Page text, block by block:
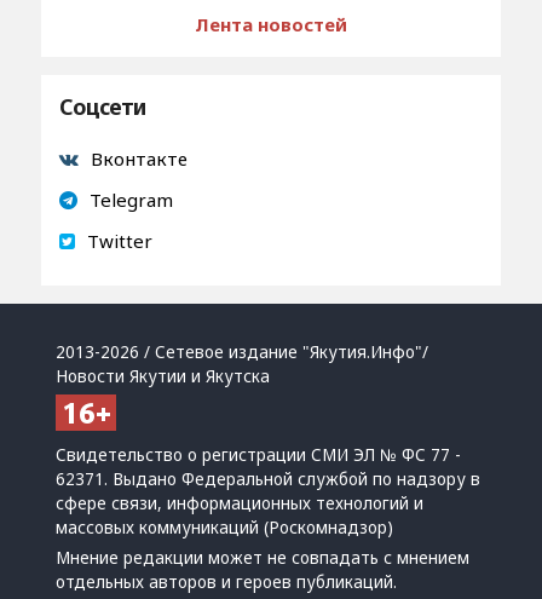
Лента новостей
Соцсети
Вконтакте
Telegram
Twitter
2013-2026 / Сетевое издание "Якутия.Инфо"/
Новости Якутии и Якутска
Свидетельство о регистрации СМИ ЭЛ № ФС 77 -
62371. Выдано Федеральной службой по надзору в
сфере связи, информационных технологий и
массовых коммуникаций (Роскомнадзор)
Мнение редакции может не совпадать с мнением
отдельных авторов и героев публикаций.